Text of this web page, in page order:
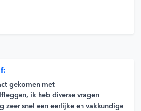
gekomen met
ik heb diverse vragen
zeer snel een eerlijke en vakkundige